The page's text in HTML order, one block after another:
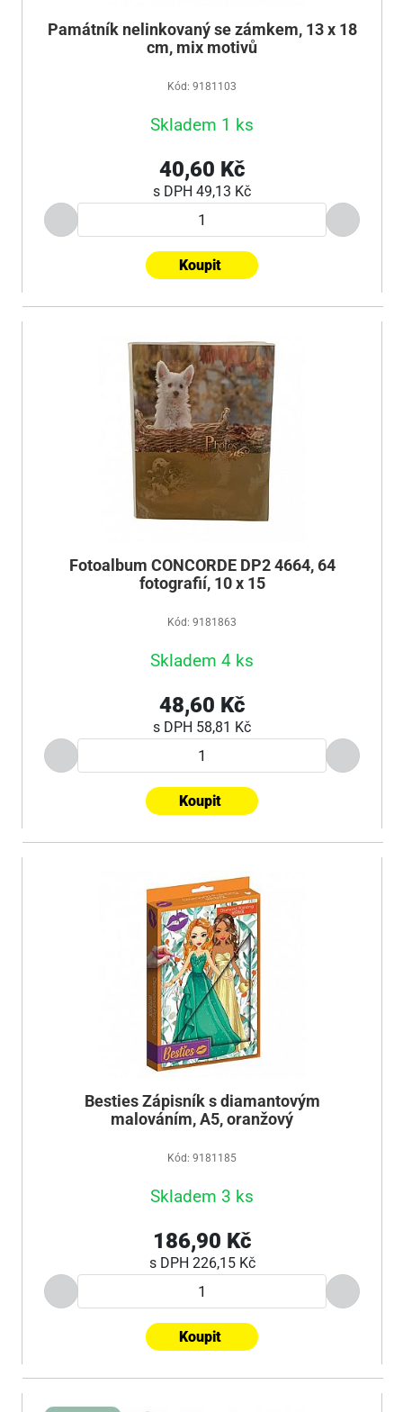
Památník nelinkovaný se zámkem, 13 x 18
cm, mix motivů
Kód: 9181103
Skladem 1 ks
40,60 Kč
s DPH 49,13 Kč
Koupit
Fotoalbum CONCORDE DP2 4664, 64
fotografií, 10 x 15
Kód: 9181863
Skladem 4 ks
48,60 Kč
s DPH 58,81 Kč
Koupit
Besties Zápisník s diamantovým
malováním, A5, oranžový
Kód: 9181185
Skladem 3 ks
186,90 Kč
s DPH 226,15 Kč
Koupit